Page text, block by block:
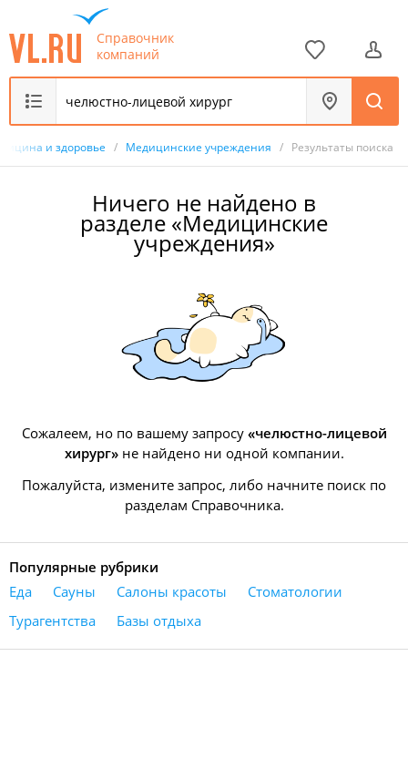
Справочник
компаний
и здоровье / Медицинские учреждения / Результаты поиска
Ничего не найдено в
разделе «Медицинские
учреждения»
Сожалеем, но по вашему запросу «челюстно-лицевой
хирург»не найдено ни одной компании.
Пожалуйста, измените запрос, либо начните поиск по
разделам Справочника.
Популярные рубрики
Еда
Сауны Салоны красоты
Стоматологии
Турагентства
Базы отдыха